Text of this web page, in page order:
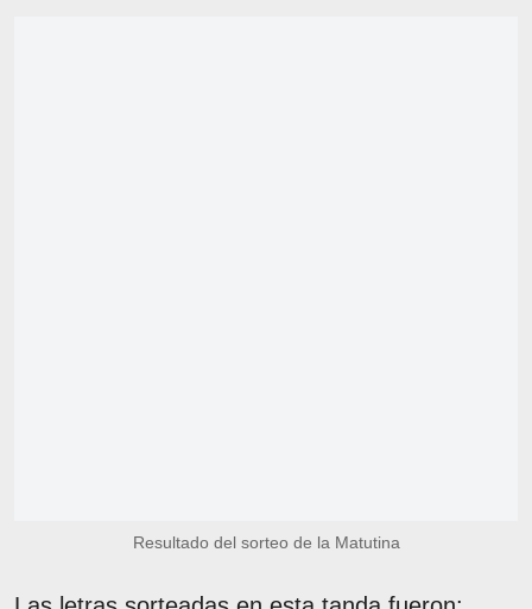
Resultado del sorteo de la Matutina